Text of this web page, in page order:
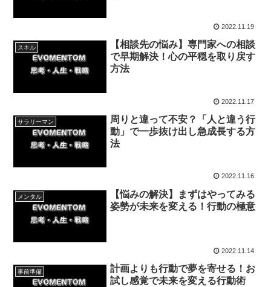
2022.11.19
スキル
【相談先の悩み】専門家への相談
で早期解決！心の平穏を取り戻す
方法
2022.11.17
サラリーマン
周りと違って不安？「人と違う行
動」で一歩抜け出し急成長する方
法
2022.11.16
メンタル
【悩みの解決】まずはやってみる
姿勢が未来を変える！行動の極意
2022.11.14
事前準備
計画よりも行動で夢を寄せる！お
試し感覚で未来を変える行動術